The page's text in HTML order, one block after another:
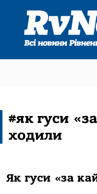
#як гуси
ходили
Як гуси «за